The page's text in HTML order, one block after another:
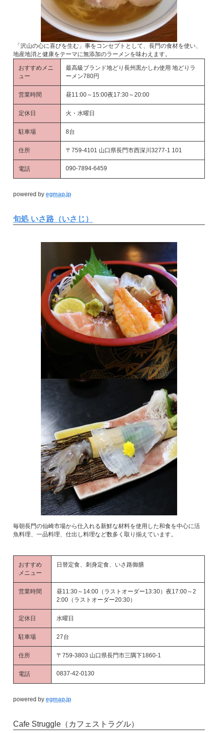
「沢山の心に喜びを生む」事をコンセプトとして、長門の食材を使い、
地産地消と健康をテーマに無添加のラーメンを味わえます。
おすすめメニ
ュー
最高級ブランド地どり長州黒かしわ使用 地どりラ
ーメン780円
営業時間 昼11:00～15:00夜17:30～20:00
定休日 火・水曜日
駐車場 8台
住所 〒759-4101 山口県長門市西深川3277-1 101
電話 090-7894-6459
powered by egmap.jp
旬処 いさ路（いさじ）
毎朝長門の仙崎市場から仕入れる新鮮な材料を使用した和食を中心に活
魚料理、一品料理、仕出し料理など数多く取り揃えています。
おすすめ
メニュー
日替定食、刺身定食、いさ路御膳
営業時間
昼11:30～14:00（ラストオーダー13:30）夜17:00～2
2:00（ラストオーダー20:30）
定休日 水曜日
駐車場 27台
住所 〒759-3803 山口県長門市三隅下1860-1
電話 0837-42-0130
powered by egmap.jp
Cafe Struggle（カフェストラグル）